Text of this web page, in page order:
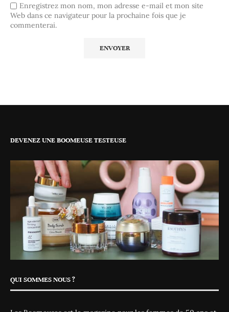
Enregistrez mon nom, mon adresse e-mail et mon site
Web dans ce navigateur pour la prochaine fois que je
commenterai.
DEVENEZ UNE BOOMEUSE TESTEUSE
QUI SOMMES NOUS ?